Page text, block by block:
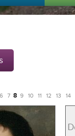
6 7 8 9 10 11 12 13 14